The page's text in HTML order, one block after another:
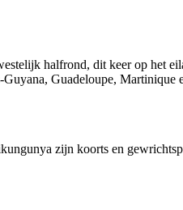
halfrond, dit keer op het
Guadeloupe,
zijn koorts en